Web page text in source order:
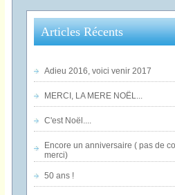
Articles Récents
Adieu 2016, voici venir 2017
MERCI, LA MERE NOËL...
C'est Noël....
Encore un anniversaire ( pas de
merci)
50 ans !